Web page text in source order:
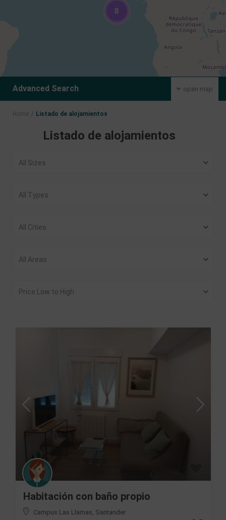
8
open map
Advanced Search
Home Listado de alojamientos
Listado de alojamientos
All Sizes
All Types
All Cities
All Areas
Price Low to High
Habitación con baño propio
Campus Las Llamas Santander